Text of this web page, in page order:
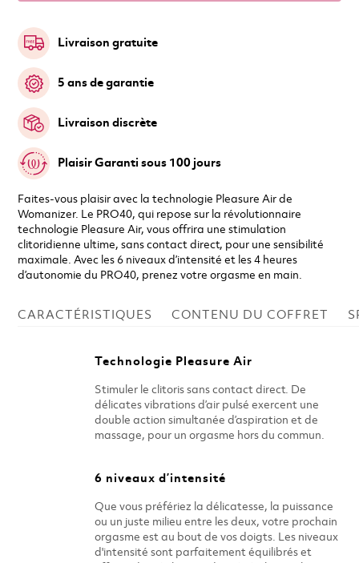
Faites-vous plaisir avec la technologie Pleasure Air de
Womanizer. Le PRO40, qui repose sur la révolutionnaire
technologie Pleasure Air, vous offrira une stimulation
clitoridienne ultime, sans contact direct, pour une sensibilité
maximale. Avec les 6 niveaux d’intensité et les 4 heures
d’autonomie du PRO40, prenez votre orgasme en main.
Livraison gratuite
5 ans de garantie
Livraison discrète
Plaisir Garanti sous 100 jours
CARACTÉRISTIQUES CONTENU DU COFFRET
Technologie Pleasure Air
Stimuler le clitoris sans contact direct. De
délicates vibrations d’air pulsé exercent une
double action simultanée d’aspiration et de
massage, pour un orgasme hors du commun.
6 niveaux d’intensité
Que vous préfériez la délicatesse, la puissance
ou un juste milieu entre les deux, votre prochain
orgasme est au bout de vos doigts. Les niveaux
d'intensité sont parfaitement équilibrés et